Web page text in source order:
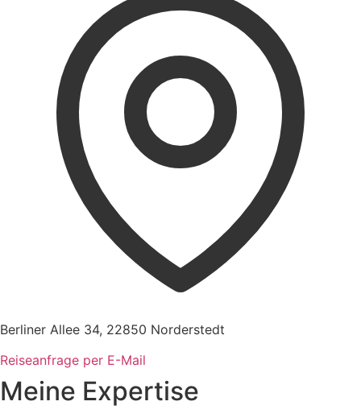
Berliner Allee 34, 22850 Norderstedt
Reiseanfrage per E-Mail
Meine Expertise